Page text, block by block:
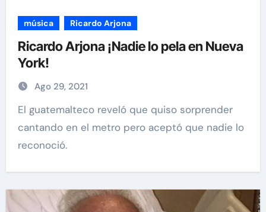
música Ricardo Arjona
Ricardo Arjona ¡Nadie lo pela en Nueva
York!
Ago 29, 2021
El guatemalteco reveló que quiso sorprender
cantando en el metro pero aceptó que nadie lo
reconoció.